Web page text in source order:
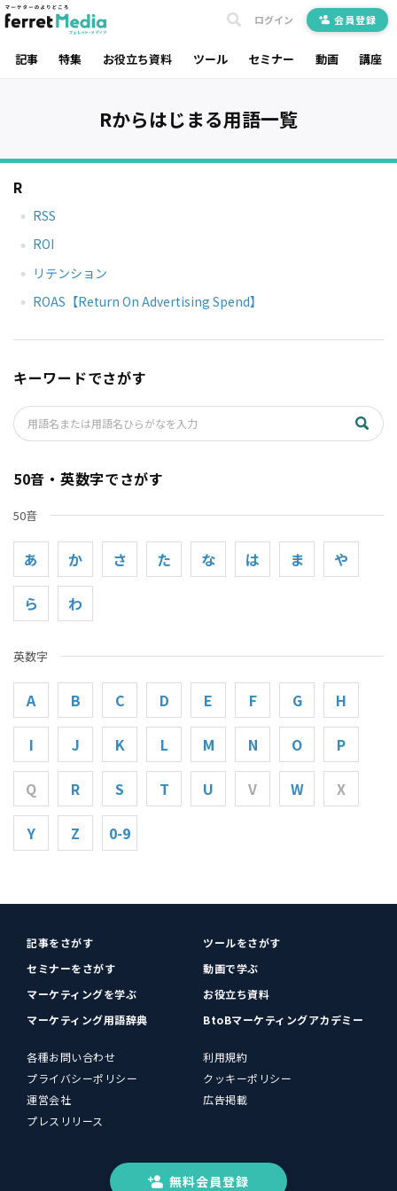
記事 特集 お役立ち資料 ツール セミナー 動画 講座
ログイン 会員登録
Rからはじまる用語一覧
R
RSS
ROI
リテンション
ROAS【Return On Advertising Spend】
キーワードでさがす
50音・英数字でさがす
50音
あ か さ た な は ま や
ら わ
英数字
A B C D E F G H
I J K L M N O P
Q R S T U V W X
Y Z 0-9
記事をさがす
ツールをさがす
セミナーをさがす
動画で学ぶ
マーケティングを学ぶ
お役立ち資料
マーケティング用語辞典
BtoBマーケティングアカデミー
各種お問い合わせ
利用規約
プライバシーポリシー
クッキーポリシー
運営会社
広告掲載
プレスリリース
無料会員登録